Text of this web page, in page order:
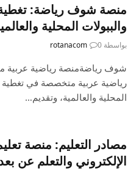
منصة شوف رياضة: تغطية
والببولات المحلية
بواسطة rotanacom 0
شوف رياضةمنصة رياضية
رياضية عربية متخصصة في تغطية
المحلية والعالمية، وتقديم…
مصادر التعليم: منصة
الإلكتروني والتعلم عن